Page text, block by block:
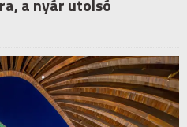
a nyár utolsó